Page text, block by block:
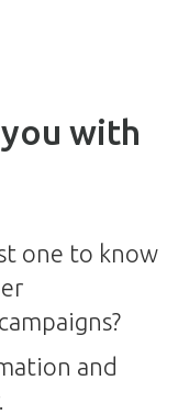
with
one to know
and